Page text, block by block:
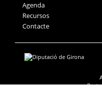
Agenda
Recursos
Contacte